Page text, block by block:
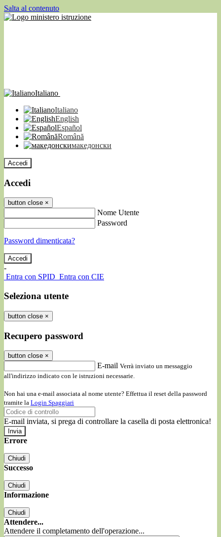
Salta al contenuto
Italiano
Italiano
English
Español
Română
македонски
Accedi
Accedi
button close ×
Nome Utente
Password
Password dimenticata?
-
Entra con SPID Entra con CIE
Seleziona utente
button close ×
Recupero password
button close ×
E-mail Verrà inviato un messaggio
all'indirizzo indicato con le istruzioni necessarie.
Non hai una e-mail associata al nome utente? Effettua il reset della password
tramite la Login Spaggiari
E-mail inviata, si prega di controllare la casella di posta elettronica!
Errore
Chiudi
Successo
Chiudi
Informazione
Chiudi
Attendere...
Attendere il completamento dell'operazione...